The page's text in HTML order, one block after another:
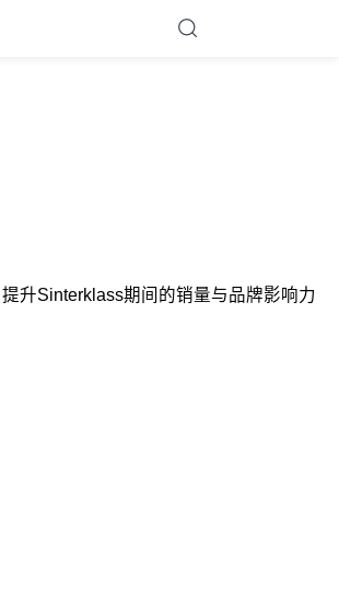
升Sinterklass期间的销量与品牌影响力